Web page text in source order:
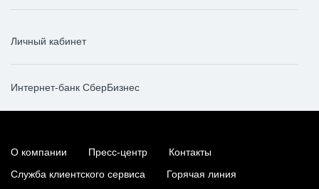
Личный кабинет
Интернет-банк СберБизнес
О компании Пресс-центр
Контакты
Служба клиентского сервиса
Горячая линия